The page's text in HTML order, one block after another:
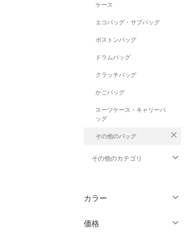
ケース
エコバッグ・サブバッグ
ボストンバッグ
ドラムバッグ
クラッチバッグ
かごバッグ
スーツケース・キャリーバ
ッグ
その他のバッグ close
その他のカテゴリ
ジャケット・アウター
パンツ
カラー
価格